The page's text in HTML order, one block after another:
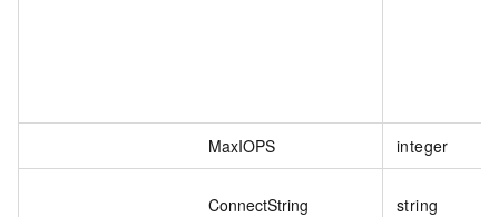
MaxIOPS integer
ConnectString string